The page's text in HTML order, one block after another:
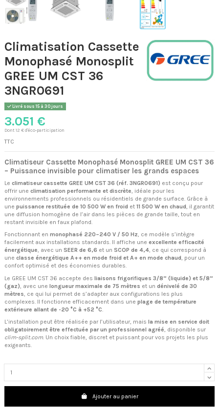
Climatisation Cassette
Monophasé Monosplit
GREE UM CST 36
3NGR0691
Livré sous 15 à 30 jours
3.051 €
Dont 12 € d'éco-participation
TTC
Climatiseur Cassette Monophasé Monosplit GREE UM CST 36
– Puissance invisible pour climatiser les grands espaces
Le climatiseur cassette GREE UM CST 36 (réf. 3NGR0691) est conçu pour
offrir une climatisation performante et discrète , idéale pour les
environnements professionnels ou résidentiels de grande surface. Grâce à
une puissance restituée de 10 500 W en froid et 11 500 W en chaud , il garantit
une diffusion homogène de l’air dans les pièces de grande taille, tout en
restant invisible en faux plafond.
Fonctionnant en monophasé 220–240 V / 50 Hz, ce modèle s’intègre
facilement aux installations standards. Il affiche une excellente efficacité
énergétique, avec un SEER de 6,6 et un SCOP de 4,4, ce qui correspond à
une classe énergétique A++ en mode froid et A+ en mode chaud, pour un
confort optimisé et des économies durables.
Le GREE UM CST 36 accepte des liaisons frigorifiques 3/8” (liquide) et 5/8”
(gaz) , avec une longueur maximale de 75 mètres et un dénivelé de 30
mètres , ce qui lui permet de s’adapter aux configurations les plus
complexes. Il fonctionne efficacement dans une plage de température
extérieure allant de -20 °C à +52 °C
L’installation peut être réalisée par l’utilisateur, mais la mise en service doit
obligatoirement être effectuée par un professionnel agréé, disponible sur
clim-split.com. Un choix fiable, discret et puissant pour vos projets les plus
exigeants.
Ajouter au panier